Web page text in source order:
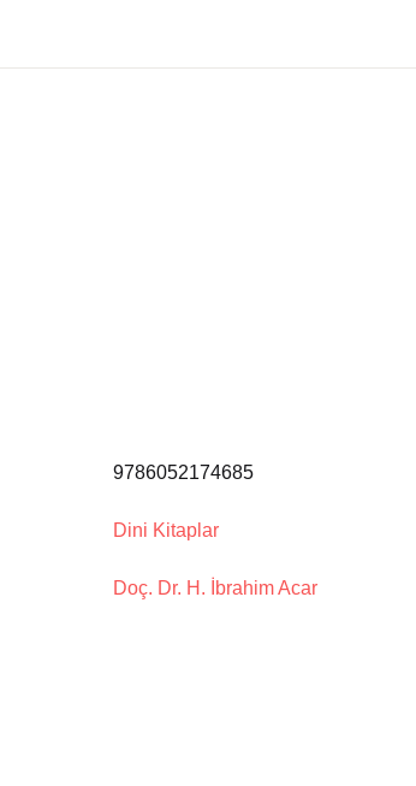
9786052174685
Dini Kitaplar
Doç. Dr. H. İbrahim Acar